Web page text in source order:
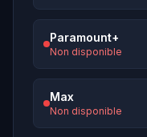
Paramount+
Non disponible
Max
Non disponible